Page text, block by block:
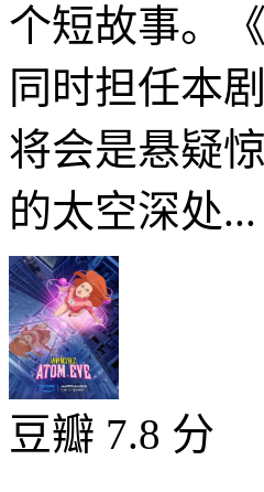
个短故事。
同时担任本
将会是悬疑
的太空深处...
豆瓣 7.8 分